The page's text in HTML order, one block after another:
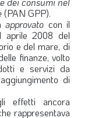
(PAN GPP).
approvato con il
aprile 2008 del
e del mare, di
finanze, volto
e servizi da
di
effetti ancora
rappresentava